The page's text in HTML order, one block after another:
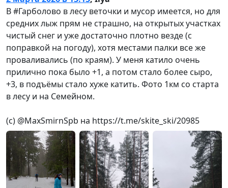
В #Гарболово в лесу веточки и мусор имеется, но для
средних лыж прям не страшно, на открытых участках
чистый снег и уже достаточно плотно везде (с
поправкой на погоду), хотя местами палки все же
проваливались (по краям). У меня катило очень
прилично пока было +1, а потом стало более сыро,
+3, в подъёмы стало хуже катить. Фото 1км со старта
в лесу и на Семейном.
(с) @MaxSmirnSpb на https://t.me/skite_ski/20985